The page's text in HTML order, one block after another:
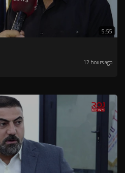
5:55
12 hours ago